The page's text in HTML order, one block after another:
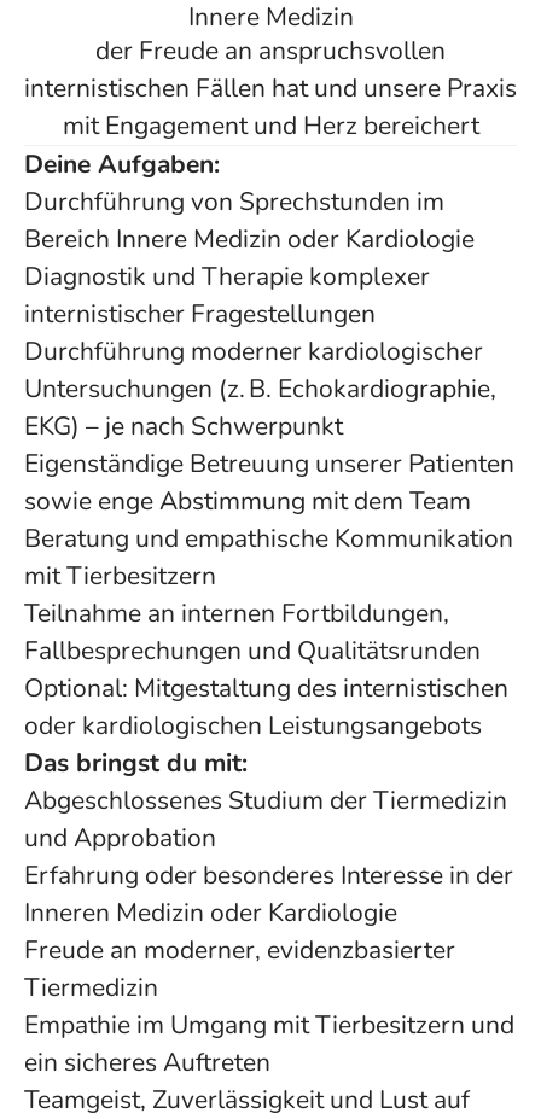
Innere Medizin
der Freude an anspruchsvollen
internistischen Fällen hat und unsere Praxis
mit Engagement und Herz bereichert
Deine Aufgaben:
Durchführung von Sprechstunden im
Bereich Innere Medizin oder Kardiologie
Diagnostik und Therapie komplexer
internistischer Fragestellungen
Durchführung moderner kardiologischer
Untersuchungen (z. B. Echokardiographie,
EKG) – je nach Schwerpunkt
Eigenständige Betreuung unserer Patienten
sowie enge Abstimmung mit dem Team
Beratung und empathische Kommunikation
mit Tierbesitzern
Teilnahme an internen Fortbildungen,
Fallbesprechungen und Qualitätsrunden
Optional: Mitgestaltung des internistischen
oder kardiologischen Leistungsangebots
Das bringst du mit:
Abgeschlossenes Studium der Tiermedizin
und Approbation
Erfahrung oder besonderes Interesse in der
Inneren Medizin oder Kardiologie
Freude an moderner, evidenzbasierter
Tiermedizin
Empathie im Umgang mit Tierbesitzern und
ein sicheres Auftreten
Teamgeist, Zuverlässigkeit und Lust auf